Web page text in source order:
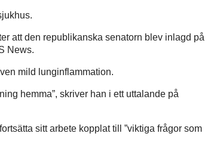
att den republikanska senatorn blev inlagd på
News.
mild lunginflammation.
hemma”, skriver han i ett uttalande på
sitt arbete kopplat till ”viktiga frågor som